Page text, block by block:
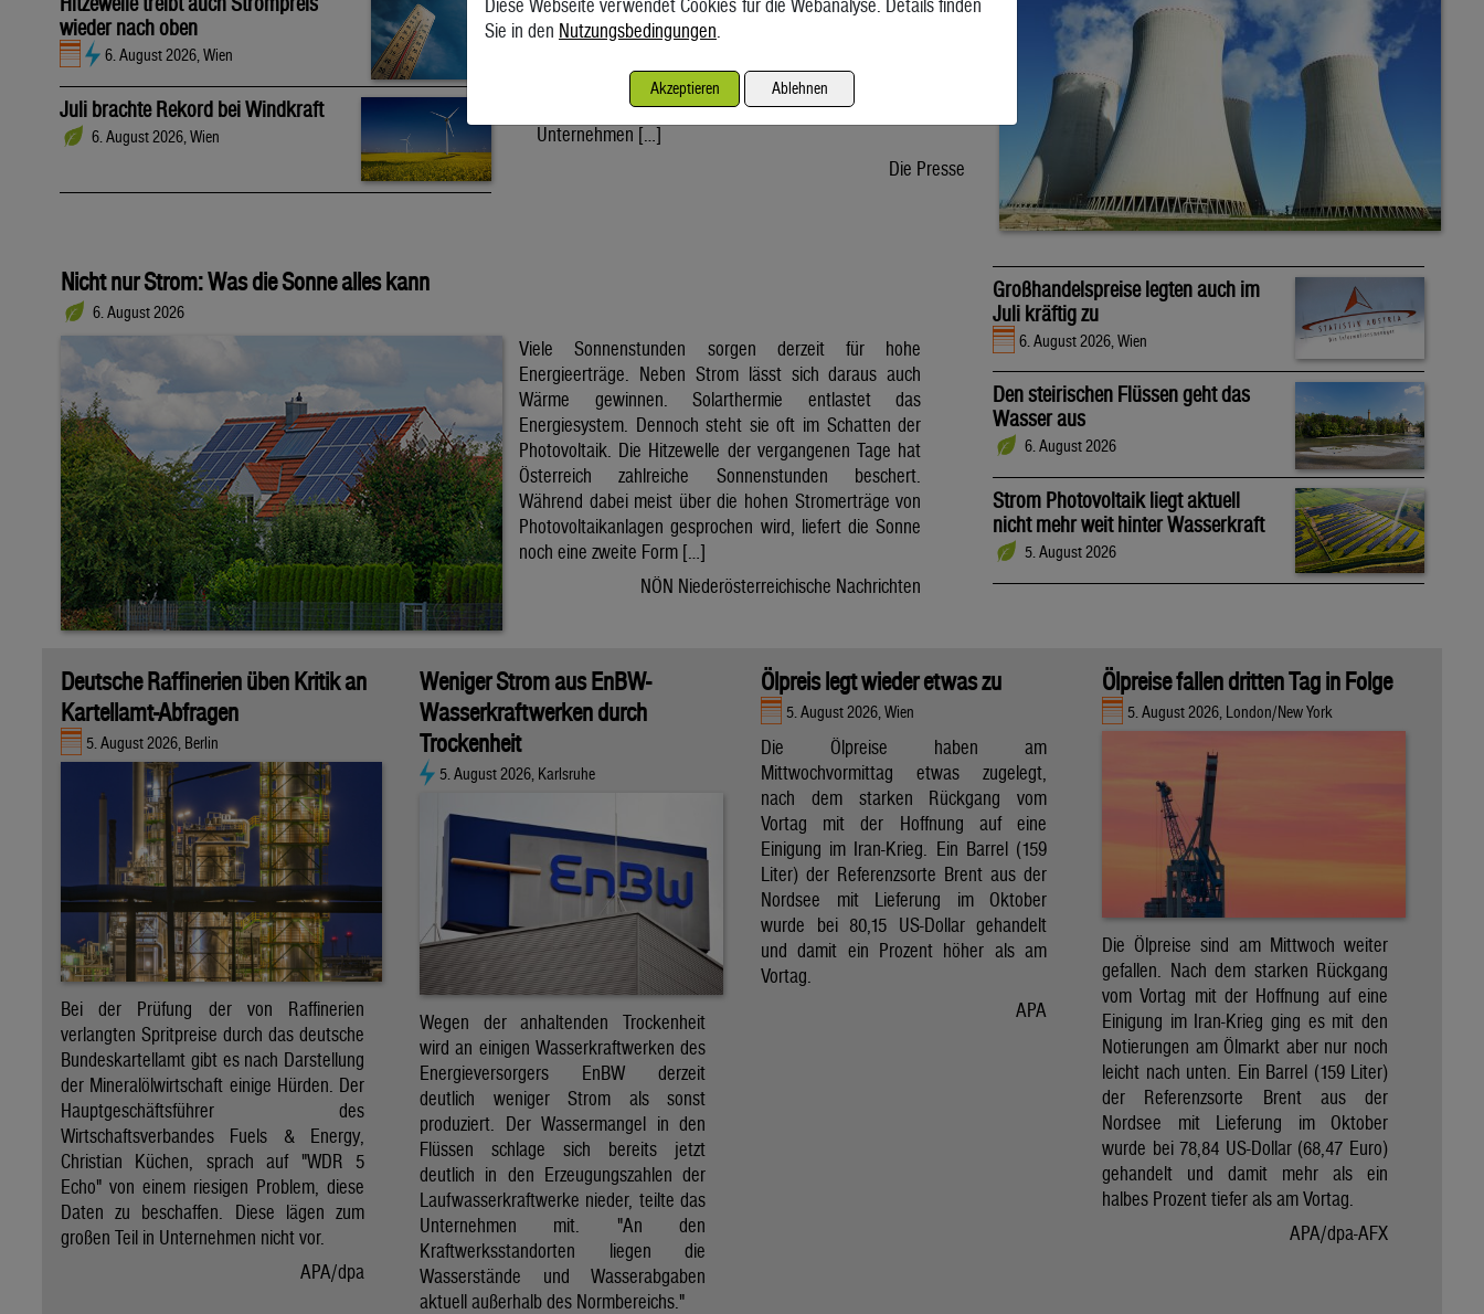
wieder nach oben
6. August 2026, Wien
Juli brachte Rekord bei Windkraft
6. August 2026, Wien
Unsicherheiten. Italien will zurück zur Atomkraft. Der Senat
wird voraussichtlich nach der Sommerpause einem Gesetz
Dekret verabschieden. Der Weg bis zur Inbetriebnahme eines
ersten Reaktors wäre dann noch lang. Doch viele
Unternehmen […]
Die Presse
Nicht nur Strom: Was die Sonne alles kann
6. August 2026
Viele Sonnenstunden sorgen derzeit für hohe
Energieerträge. Neben Strom lässt sich daraus auch
Wärme gewinnen. Solarthermie entlastet das
Energiesystem. Dennoch steht sie oft im Schatten der
Photovoltaik. Die Hitzewelle der vergangenen Tage hat
Österreich zahlreiche Sonnenstunden beschert.
Während dabei meist über die hohen Stromerträge von
Photovoltaikanlagen gesprochen wird, liefert die Sonne
noch eine zweite Form […]
NÖN Niederösterreichische Nachrichten
Großhandelspreise legten auch im
Juli kräftig zu
6. August 2026, Wien
Den steirischen Flüssen geht das
Wasser aus
6. August 2026
Strom Photovoltaik liegt aktuell
nicht mehr weit hinter Wasserkraft
5. August 2026
Deutsche Raffinerien üben Kritik an
Kartellamt-Abfragen
5. August 2026, Berlin
Bei der Prüfung der von Raffinerien
verlangten Spritpreise durch das deutsche
Bundeskartellamt gibt es nach Darstellung
der Mineralölwirtschaft einige Hürden. Der
Hauptgeschäftsführer des
Wirtschaftsverbandes Fuels & Energy,
Christian Küchen, sprach auf "WDR 5
Echo" von einem riesigen Problem, diese
Daten zu beschaffen. Diese lägen zum
großen Teil in Unternehmen nicht vor.
APA/dpa
Weniger Strom aus EnBW-
Wasserkraftwerken durch
Trockenheit
5. August 2026, Karlsruhe
Wegen der anhaltenden Trockenheit
wird an einigen Wasserkraftwerken des
Energieversorgers EnBW derzeit
deutlich weniger Strom als sonst
produziert. Der Wassermangel in den
Flüssen schlage sich bereits jetzt
deutlich in den Erzeugungszahlen der
Laufwasserkraftwerke nieder, teilte das
Unternehmen mit. "An den
Kraftwerksstandorten liegen die
Wasserstände und Wasserabgaben
aktuell außerhalb des Normbereichs."
Ölpreis legt wieder etwas zu
5. August 2026, Wien
Die Ölpreise haben am
Mittwochvormittag etwas zugelegt,
nach dem starken Rückgang vom
Vortag mit der Hoffnung auf eine
Einigung im Iran-Krieg. Ein Barrel (159
Liter) der Referenzsorte Brent aus der
Nordsee mit Lieferung im Oktober
wurde bei 80,15 US-Dollar gehandelt
und damit ein Prozent höher als am
Vortag.
APA
Ölpreise fallen dritten Tag in Folge
5. August 2026, London/New York
Die Ölpreise sind am Mittwoch weiter
gefallen. Nach dem starken Rückgang
vom Vortag mit der Hoffnung auf eine
Einigung im Iran-Krieg ging es mit den
Notierungen am Ölmarkt aber nur noch
leicht nach unten. Ein Barrel (159 Liter)
der Referenzsorte Brent aus der
Nordsee mit Lieferung im Oktober
wurde bei 78,84 US-Dollar (68,47 Euro)
gehandelt und damit mehr als ein
halbes Prozent tiefer als am Vortag.
APA/dpa-AFX
Diese Webseite verwendet Cookies für die Webanalyse. Details finden
Sie in den Nutzungsbedingungen.
Akzeptieren Ablehnen